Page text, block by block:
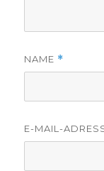
NAME *
E-MAIL-